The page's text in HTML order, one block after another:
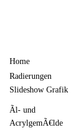
Home
Radierungen
Slideshow Grafik
Ãl- und
AcrylgemÃ€lde